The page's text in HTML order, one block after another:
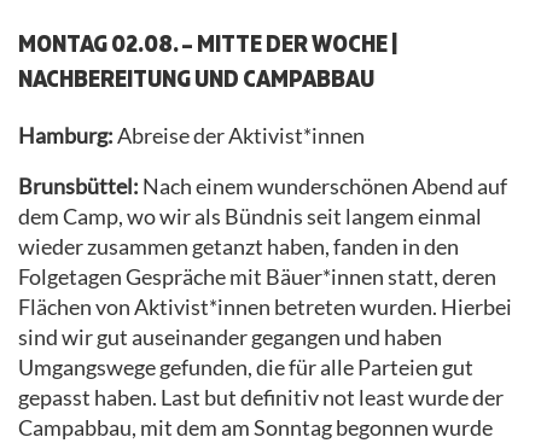
MONTAG 02.08. – MITTE DER WOCHE |
NACHBEREITUNG UND CAMPABBAU
Hamburg:Abreise der Aktivist*innen
Brunsbüttel: Nach einem wunderschönen Abend auf
dem Camp, wo wir als Bündnis seit langem einmal
wieder zusammen getanzt haben, fanden in den
Folgetagen Gespräche mit Bäuer*innen statt, deren
Flächen von Aktivist*innen betreten wurden. Hierbei
sind wir gut auseinander gegangen und haben
Umgangswege gefunden, die für alle Parteien gut
gepasst haben. Last but definitiv not least wurde der
Campabbau, mit dem am Sonntag begonnen wurde